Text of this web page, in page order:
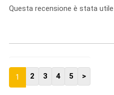
Questa recensione è stata
1 2 3 4 5 >